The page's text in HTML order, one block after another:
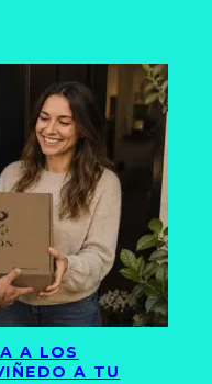
A LOS
A TU